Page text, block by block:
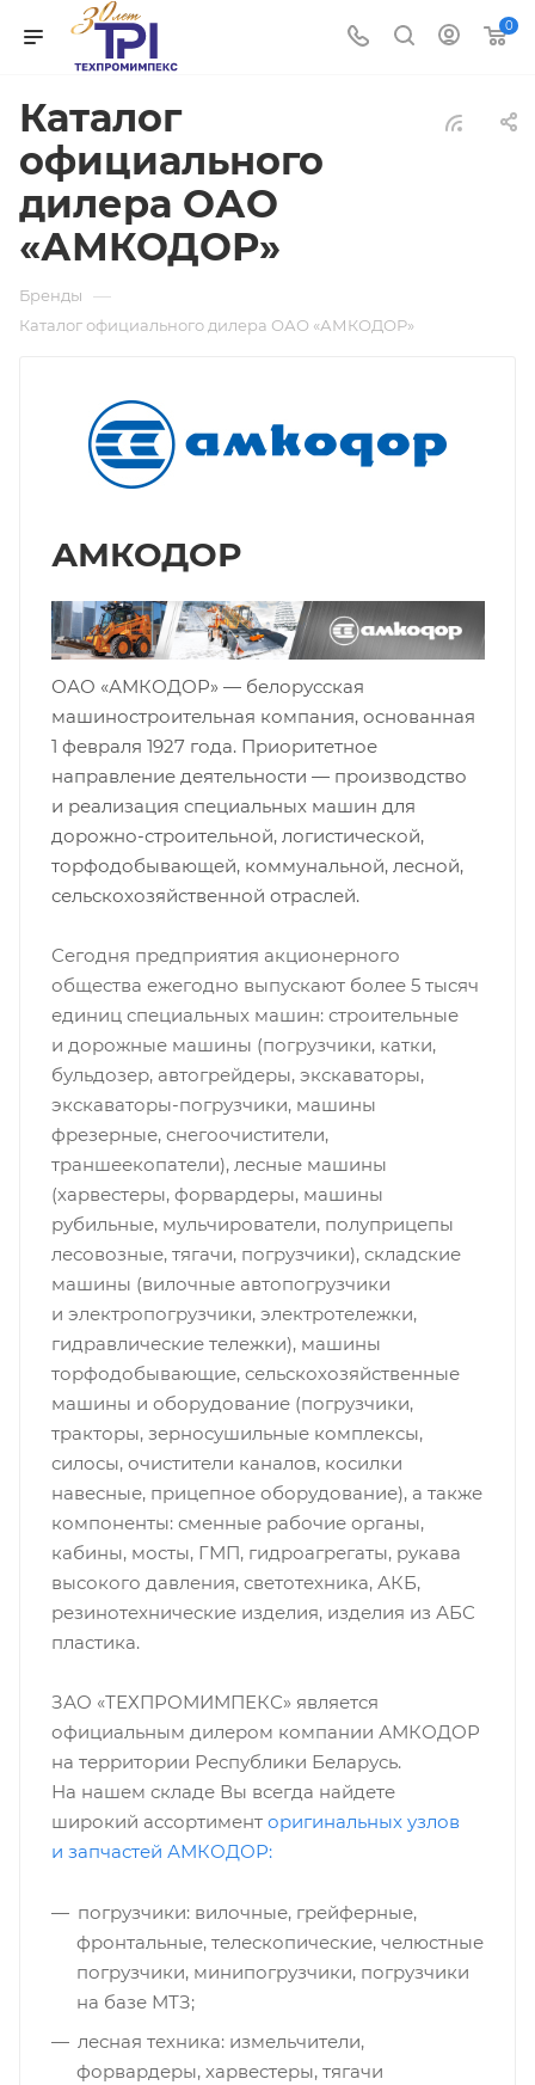
0
Каталог
официального
дилера ОАО
«АМКОДОР»
Бренды —
Каталог официального дилера ОАО «АМКОДОР»
АМКОДОР
ОАО «АМКОДОР» — белорусская
машиностроительная компания, основанная
1 февраля 1927 года. Приоритетное
направление деятельности — производство
и реализация специальных машин для
дорожно-строительной, логистической,
торфодобывающей, коммунальной, лесной,
сельскохозяйственной отраслей.
Сегодня предприятия акционерного
общества ежегодно выпускают более 5 тысяч
единиц специальных машин: строительные
и дорожные машины (погрузчики, катки,
бульдозер, автогрейдеры, экскаваторы,
экскаваторы-погрузчики, машины
фрезерные, снегоочистители,
траншеекопатели), лесные машины
(харвестеры, форвардеры, машины
рубильные, мульчирователи, полуприцепы
лесовозные, тягачи, погрузчики), складские
машины (вилочные автопогрузчики
и электропогрузчики, электротележки,
гидравлические тележки), машины
торфодобывающие, сельскохозяйственные
машины и оборудование (погрузчики,
тракторы, зерносушильные комплексы,
силосы, очистители каналов, косилки
навесные, прицепное оборудование), а также
компоненты: сменные рабочие органы,
кабины, мосты, ГМП, гидроагрегаты, рукава
высокого давления, светотехника, АКБ,
резинотехнические изделия, изделия из АБС
пластика.
ЗАО «ТЕХПРОМИМПЕКС» является
официальным дилером компании АМКОДОР
на территории Республики Беларусь.
На нашем складе Вы всегда найдете
широкий ассортимент оригинальных узлов
и запчастей АМКОДОР:
погрузчики: вилочные, грейферные,
фронтальные, телескопические, челюстные
погрузчики, минипогрузчики, погрузчики
на базе МТЗ;
лесная техника: измельчители,
форвардеры, харвестеры, тягачи